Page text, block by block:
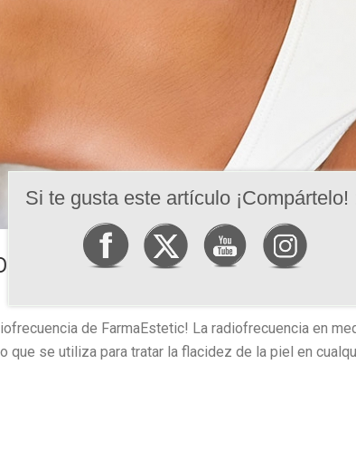
CON LA
de FarmaEstetic! La radiofrecuencia en
se utiliza para tratar la flacidez de la piel en
Si te gusta este artículo ¡Compártelo!